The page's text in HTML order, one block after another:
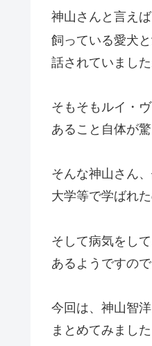
神山さんと言え
飼っている愛犬
話されていました
そもそもルイ・
あること自体が
そんな神山さん
大学等で学ばれ
そして病気をし
あるようですので
今回は、神山智
まとめてみました